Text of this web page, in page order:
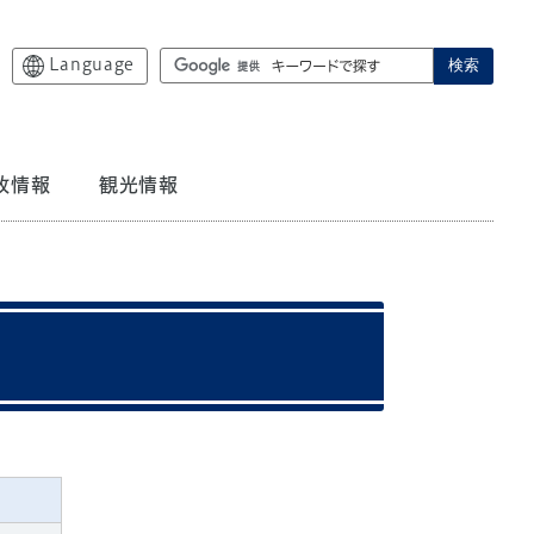
Language 検索
情報 観光情報